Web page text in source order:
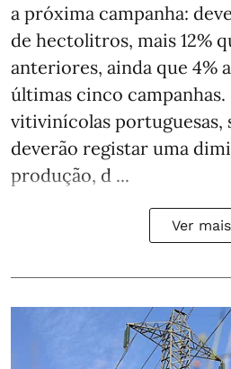
a próxima campanha:
de hectolitros, mais 12%
anteriores, ainda que 4%
últimas cinco campanhas.
vitivinícolas portuguesas,
deverão registar uma
produção, d ...
Ver mais